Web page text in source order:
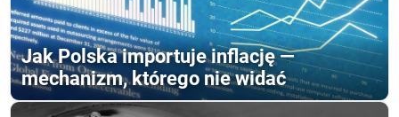
Jak Polska importuje inflację —
mechanizm, którego nie widać